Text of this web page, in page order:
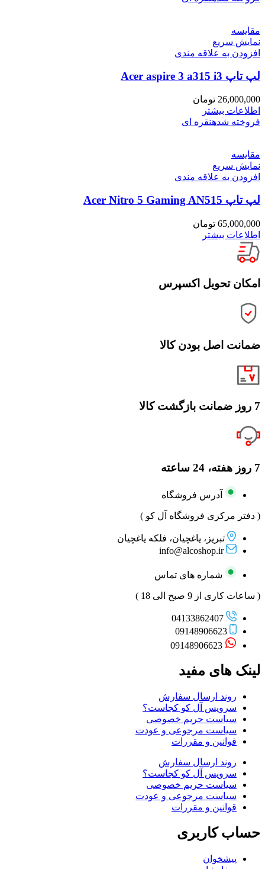
مقايسه
نمایش سریع
افزودن به علاقه مندی
لپ تاپ Acer aspire 3 a315 i3
26,000,000 تومان
اطلاعات بیشتر
فروخته شدهنقره ای
مقايسه
نمایش سریع
افزودن به علاقه مندی
لپ تاپ Acer Nitro 5 Gaming AN515
65,000,000 تومان
اطلاعات بیشتر
امکان تحویل اکسپرس
ضمانت اصل بودن کالا
7 روز ضمانت بازگشت کالا
7 روز هفته، 24 ساعته
آدرس فروشگاه
( دفتر مرکزی فروشگاه آل کو )
تبریز، یاغچیان، فلکه یاغچیان
info@alcoshop.ir
شماره های تماس
( ساعات کاری از 9 صبح الی 18 )
04133862407
09148906623
09148906623
لینک های مفید
روند ارسال سفارش
سرویس آل کو کجاست؟
سیاست حریم خصوصی
سیاست مرجوعی و عودت
قوانین و مقررات
روند ارسال سفارش
سرویس آل کو کجاست؟
سیاست حریم خصوصی
سیاست مرجوعی و عودت
قوانین و مقررات
حساب کاربری
پیشخوان